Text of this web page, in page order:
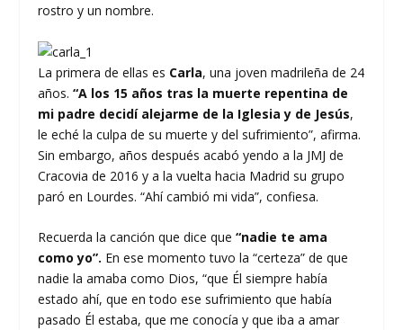
rostro y un nombre.
La primera de ellas es Carla, una joven madrileña de 24
años.“A los 15 años tras la muerte repentina de
mi padre decidí alejarme de la Iglesia y de Jesús,
le eché la culpa de su muerte y del sufrimiento”, afirma.
Sin embargo, años después acabó yendo a la JMJ de
Cracovia de 2016 y a la vuelta hacia Madrid su grupo
paró en Lourdes. “Ahí cambió mi vida”, confiesa.
Recuerda la canción que dice que“nadie te ama
como yo”. En ese momento tuvo la “certeza” de que
nadie la amaba como Dios, “que Él siempre había
estado ahí, que en todo ese sufrimiento que había
pasado Él estaba, que me conocía y que iba a amar